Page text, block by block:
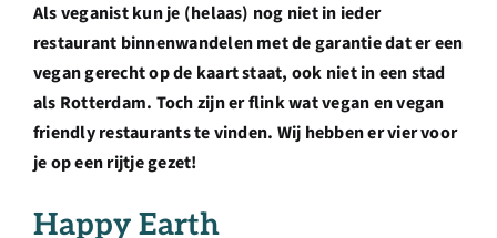
Shop
English
Als veganist kun je (helaas) nog niet in ieder
restaurant binnenwandelen met de garantie dat er een
vegan gerecht op de kaart staat, ook niet in een stad
als Rotterdam. Toch zijn er flink wat vegan en vegan
friendly restaurants te vinden. Wij hebben er vier voor
je op een rijtje gezet!
Happy Earth